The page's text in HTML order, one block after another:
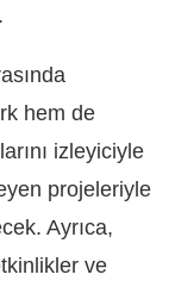
hem de
izleyiciyle
projeleriyle
Ayrıca,
ve